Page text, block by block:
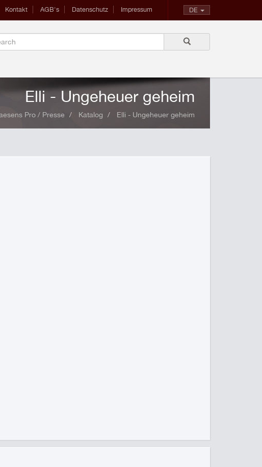
DE
Kontakt AGB's Datenschutz Impressum
Elli - Ungeheuer geheim
Pro / Presse Katalog Elli - Ungeheuer geheim